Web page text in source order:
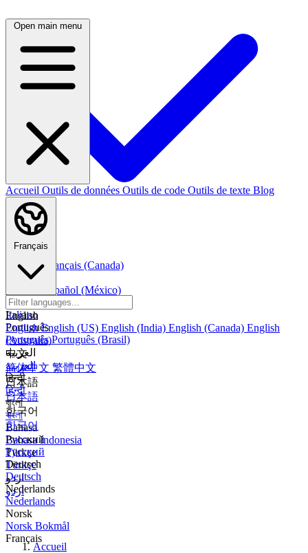
Français Français (Canada)
Español
Español (México)
Italiano
Italiano
Português
PortuguêsPortuguês (Brasil)
العربية
العربية
हिन्दी
हिन्दी
বাংলা
বাংলা
Bahasa
Bahasa Indonesia
Türkçe
Türkçe
اردو
اردو
Open main menu
Accueil Outils de données Outils de code Outils de texte Blog
Français
English
EnglishEnglish (US) English (India) English (Canada) English
(Australia)
中文
简体中文 繁體中文
日本語
日本語
한국어
한국어
Русский
Русский
Deutsch
Deutsch
Nederlands
Nederlands
Norsk
Norsk Bokmål
Français
Accueil